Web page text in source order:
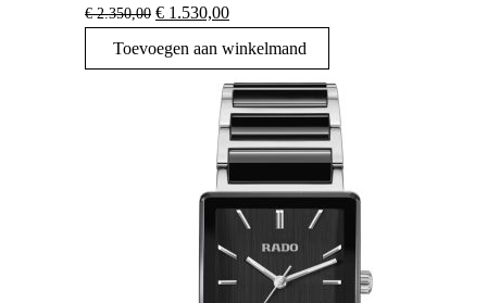
€2.350,00 Oorspronkelijke
prijs
was:
€ 2.350,00.
€ 1.530,00Huidige
prijs
is:
€ 1.530,00.
Toevoegen aan winkelmand